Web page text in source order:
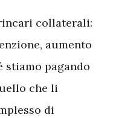
collaterali:
aumento
stiamo pagando
che li
di